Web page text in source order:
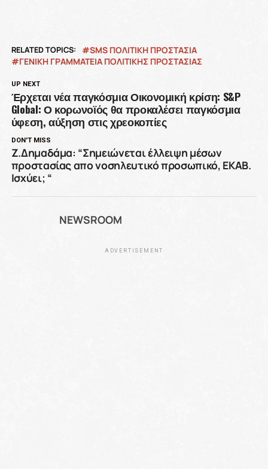
RELATED TOPICS:
SMS ΠΟΛΙΤΙΚΗ ΠΡΟΣΤΑΣΙΑ
ΓΕΝΙΚΗ ΓΡΑΜΜΑΤΕΙΑ ΠΟΛΙΤΙΚΗΣ ΠΡΟΣΤΑΣΙΑΣ
UP NEXT
Έρχεται νέα παγκόσμια Οικονομική κρίση: S&P
Global: Ο κορωνοϊός θα προκαλέσει παγκόσμια
ύφεση, αύξηση στις χρεοκοπίες
DON'T MISS
Z.Δημαδάμα: “Σημειώνεται έλλειψη μέσων
προστασίας απο νοσηλευτικό προσωπικό, ΕΚΑΒ.
Ισχύει; “
NEWSROOM
ADVERTISEMENT